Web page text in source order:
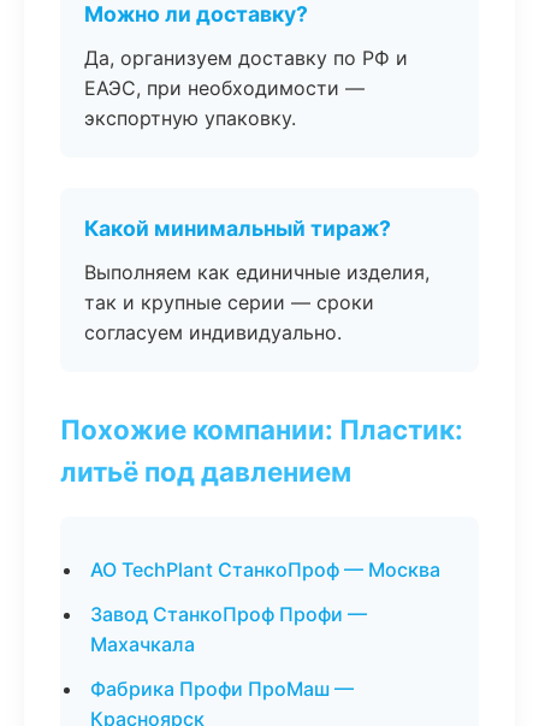
Можно ли доставку?
Да, организуем доставку по РФ и
ЕАЭС, при необходимости —
экспортную упаковку.
Какой минимальный тираж?
Выполняем как единичные изделия,
так и крупные серии — сроки
согласуем индивидуально.
Похожие компании: Пластик:
литьё под давлением
АО TechPlant СтанкоПроф — Москва
Завод СтанкоПроф Профи —
Махачкала
Фабрика Профи ПроМаш —
Красноярск